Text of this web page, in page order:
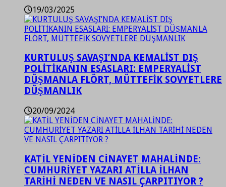
19/03/2025
KURTULUŞ SAVAŞI’NDA KEMALİST DIŞ
POLİTİKANIN ESASLARI: EMPERYALİST
DÜŞMANLA FLÖRT, MÜTTEFİK SOVYETLERE
DÜŞMANLIK
20/09/2024
KATİL YENİDEN CİNAYET MAHALİNDE:
CUMHURİYET YAZARI ATİLLA İLHAN
TARİHİ NEDEN VE NASIL ÇARPITIYOR ?